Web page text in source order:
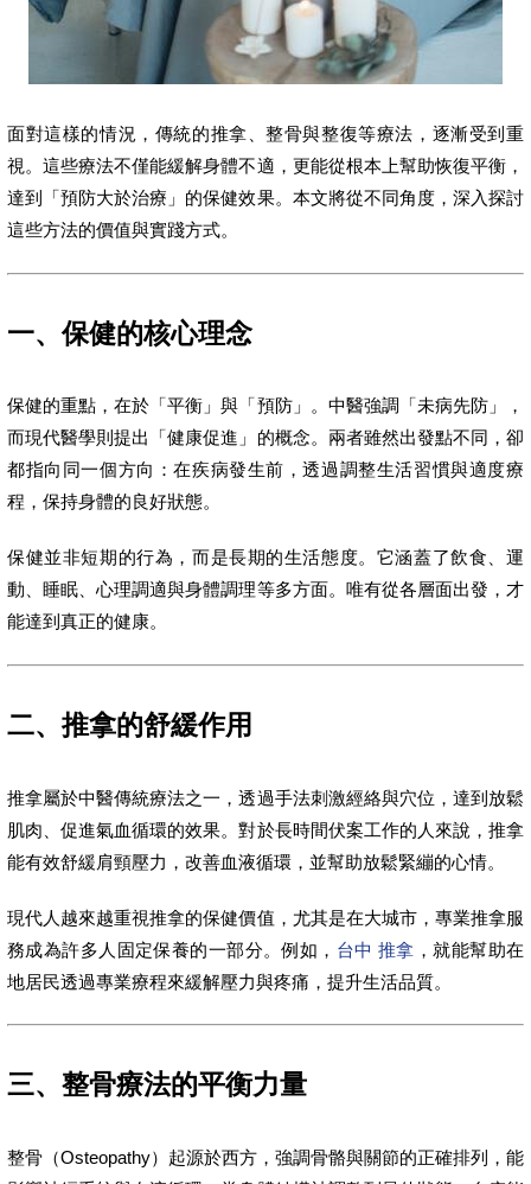
面對這樣的情況，傳統的推拿、整骨與整復等療法，逐漸受到重
視。這些療法不僅能緩解身體不適，更能從根本上幫助恢復平衡，
達到「預防大於治療」的保健效果。本文將從不同角度，深入探討
這些方法的價值與實踐方式。
一、保健的核心理念
保健的重點，在於「平衡」與「預防」。中醫強調「未病先防」，
而現代醫學則提出「健康促進」的概念。兩者雖然出發點不同，卻
都指向同一個方向：在疾病發生前，透過調整生活習慣與適度療
程，保持身體的良好狀態。
保健並非短期的行為，而是長期的生活態度。它涵蓋了飲食、運
動、睡眠、心理調適與身體調理等多方面。唯有從各層面出發，才
能達到真正的健康。
二、推拿的舒緩作用
推拿屬於中醫傳統療法之一，透過手法刺激經絡與穴位，達到放鬆
肌肉、促進氣血循環的效果。對於長時間伏案工作的人來說，推拿
能有效舒緩肩頸壓力，改善血液循環，並幫助放鬆緊繃的心情。
現代人越來越重視推拿的保健價值，尤其是在大城市，專業推拿服
務成為許多人固定保養的一部分。例如， 台中 推拿 ，就能幫助在
地居民透過專業療程來緩解壓力與疼痛，提升生活品質。
三、整骨療法的平衡力量
整骨（Osteopathy）起源於西方，強調骨骼與關節的正確排列，能